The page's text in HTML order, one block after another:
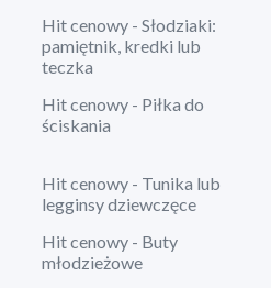
Hit cenowy - Słodziaki:
pamiętnik, kredki lub
teczka
Hit cenowy - Piłka do
ściskania
Hit cenowy - Tunika lub
legginsy dziewczęce
Hit cenowy - Buty
młodzieżowe